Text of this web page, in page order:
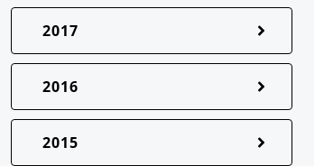
2017
2016
2015